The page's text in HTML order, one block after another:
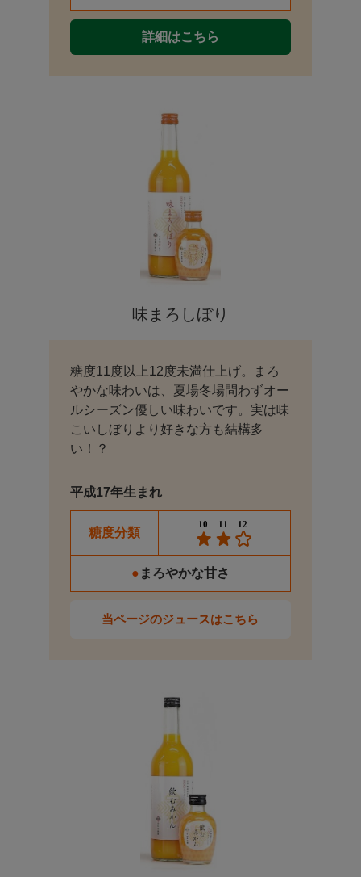
詳細はこちら
味まろしぼり
糖度11度以上12度未満仕上げ。まろ
やかな味わいは、夏場冬場問わずオー
ルシーズン優しい味わいです。実は味
こいしぼりより好きな方も結構多
い！？
平成17年生まれ
糖度分類
● まろやかな甘さ
当ページのジュースはこちら